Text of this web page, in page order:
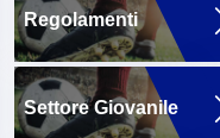
Regolamenti
Settore Giovanile